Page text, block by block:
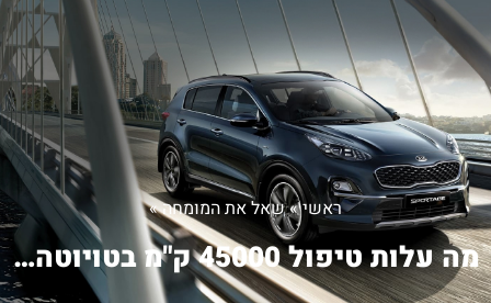
ראשי»שאל את המומחה»
מה עלות טיפול 45000 ק"מ בטויוטה קורול...